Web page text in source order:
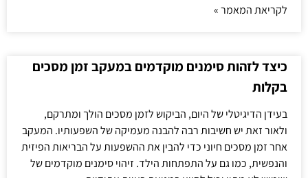
לקריאת המאמר »
כיצד לזהות סימנים מוקדמים במעקב זמן מסכים
בקלות
בעידן הדיגיטלי של היום, הביקוש לזמן מסכים הולך ומתרקם,
ולאור זאת יש חשיבות רבה להבנה מעמיקה של השפעותיו. המעקב
אחר זמן מסכים חיוני כדי להבין את ההשפעות על הבריאות הפיזית
והנפשית, כמו גם על התפתחות הילד. זיהוי סימנים מוקדמים של